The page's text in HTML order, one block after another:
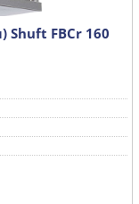
Shuft FBCr 160